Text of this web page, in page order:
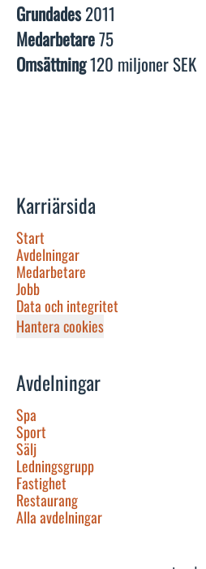
Grundades2011
Medarbetare75
Omsättning120 miljoner SEK
Karriärsida
Start
Avdelningar
Medarbetare
Jobb
Data och integritet
Hantera cookies
Avdelningar
Spa
Sport
Sälj
Ledningsgrupp
Fastighet
Restaurang
Alla avdelningar